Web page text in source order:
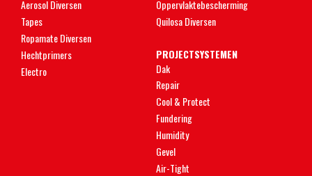
Aerosol Diversen
Tapes
Ropamate Diversen
Hechtprimers
Electro
Oppervlaktebescherming
Quilosa Diversen
PROJECTSYSTEMEN
Dak
Repair
Cool & Protect
Fundering
Humidity
Gevel
Air-Tight